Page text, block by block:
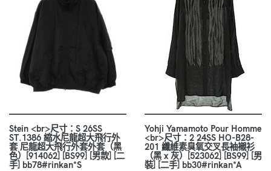
Stein <br>尺寸：S 26SS
ST.1386 縮水尼龍超大飛行外
套 尼龍超大飛行外套外套（黑
色）[914062] [BS99] [男款] [二
手] bb78#rinkan*S
Yohji Yamamoto Pour Homme
<br>尺寸：2 24SS HO-B28-
201 纖維素臭氧交叉長袖襯衫
（黑 x 灰）[523062] [BS99] [男
裝] [二手] bb30#rinkan*A